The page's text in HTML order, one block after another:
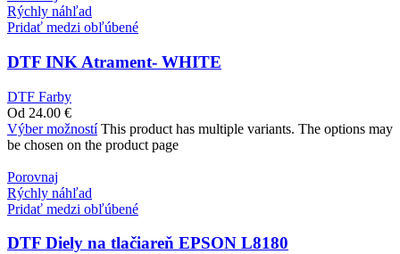
Rýchly náhľad
Pridať medzi obľúbené
DTF INK Atrament- WHITE
DTF Farby
Od 24.00 €
Výber možnostíThis product has multiple variants. The options may
be chosen on the product page
Porovnaj
Rýchly náhľad
Pridať medzi obľúbené
DTF Diely na tlačiareň EPSON L8180